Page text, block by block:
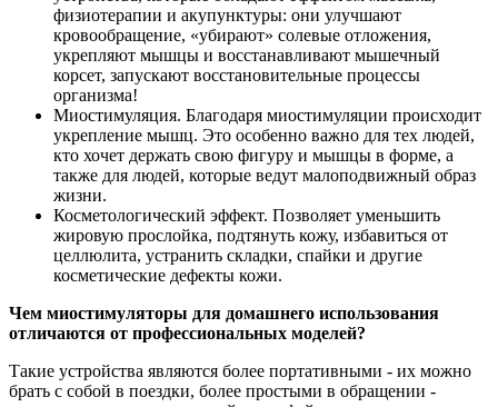
физиотерапии и акупунктуры: они улучшают
кровообращение, «убирают» солевые отложения,
укрепляют мышцы и восстанавливают мышечный
корсет, запускают восстановительные процессы
организма!
Миостимуляция. Благодаря миостимуляции происходит
укрепление мышц. Это особенно важно для тех людей,
кто хочет держать свою фигуру и мышцы в форме, а
также для людей, которые ведут малоподвижный образ
жизни.
Косметологический эффект. Позволяет уменьшить
жировую прослойка, подтянуть кожу, избавиться от
целлюлита, устранить складки, спайки и другие
косметические дефекты кожи.
Чем миостимуляторы для домашнего использования
отличаются от профессиональных моделей?
Такие устройства являются более портативными - их можно
брать с собой в поездки, более простыми в обращении -